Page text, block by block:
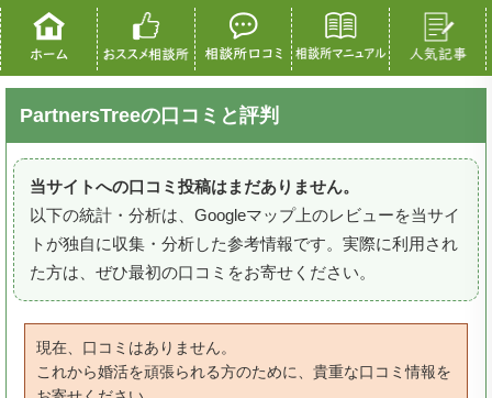
PartnersTreeの口コミと評判
当サイトへの口コミ投稿はまだありません。
以下の統計・分析は、Googleマップ上のレビューを当サイ
トが独自に収集・分析した参考情報です。実際に利用され
た方は、ぜひ最初の口コミをお寄せください。
現在、口コミはありません。
これから婚活を頑張られる方のために、貴重な口コミ情報を